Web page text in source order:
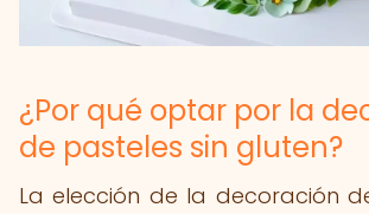
¿Por qué optar por la
de pasteles sin gluten?
La elección de la decoración